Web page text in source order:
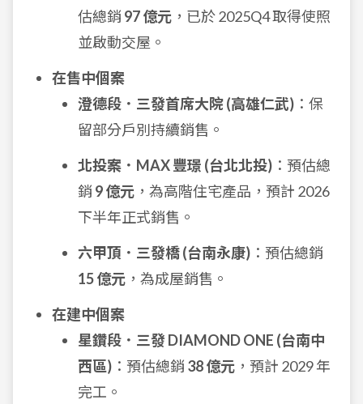
估總銷 97 億元 ，已於 2025Q4 取得使照
並啟動交屋。
在售中個案
澄德段．三發首席大院 (高雄仁武) ：保
留部分戶別持續銷售。
北投案．MAX 豐璟 (台北北投) ：預估總
銷 9 億元 ，為高階住宅產品，預計 2026
下半年正式銷售。
六甲頂．三發橋 (台南永康) ：預估總銷
15 億元 ，為成屋銷售。
在建中個案
星鑽段．三發 DIAMOND ONE (台南中
西區) ：預估總銷 38 億元 ，預計 2029 年
完工。